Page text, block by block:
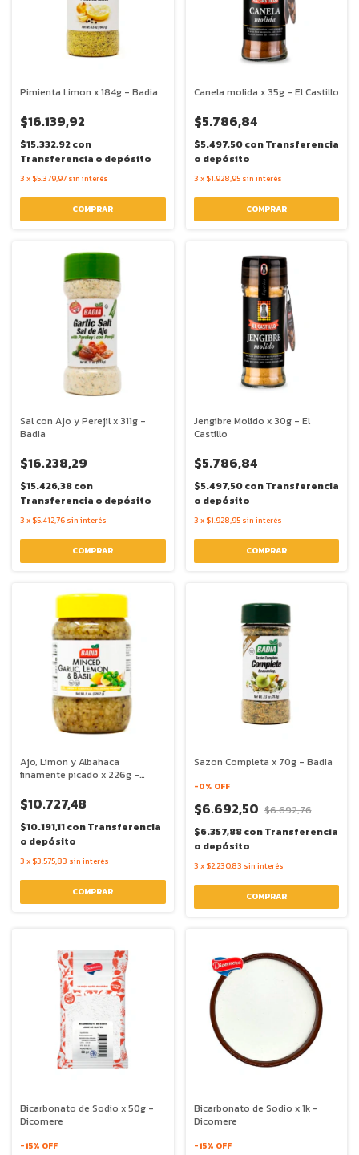
Pimienta Limon x 184g - Badia
$16.139,92
$15.332,92con
Transferencia o depósito
3 x $5.379,97 sin interés
Canela molida x 35g - El Castillo
$5.786,84
$5.497,50conTransferencia
o depósito
3 x $1.928,95 sin interés
Sal con Ajo y Perejil x 311g -
Badia
$16.238,29
$15.426,38con
Transferencia o depósito
3 x $5.412,76 sin interés
Jengibre Molido x 30g - El
Castillo
$5.786,84
$5.497,50conTransferencia
o depósito
3 x $1.928,95 sin interés
Ajo, Limon y Albahaca
finamente picado x 226g -
$10.727,48
$10.191,11conTransferencia
o depósito
3 x $3.575,83 sin interés
Sazon Completa x 70g - Badia
-0% OFF
$6.692,50 $6.692,76
$6.357,88conTransferencia
o depósito
3 x $2.230,83 sin interés
Bicarbonato de Sodio x 50g -
Dicomere
-15% OFF
Bicarbonato de Sodio x 1k -
Dicomere
-15% OFF